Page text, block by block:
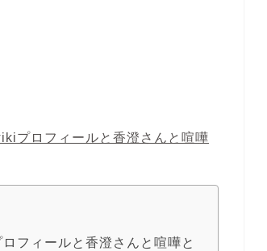
プロフィールと香澄さんと喧嘩
フィールと香澄さんと喧嘩と